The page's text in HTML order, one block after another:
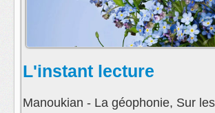
L'instant lecture
Manoukian - La géophonie, Sur